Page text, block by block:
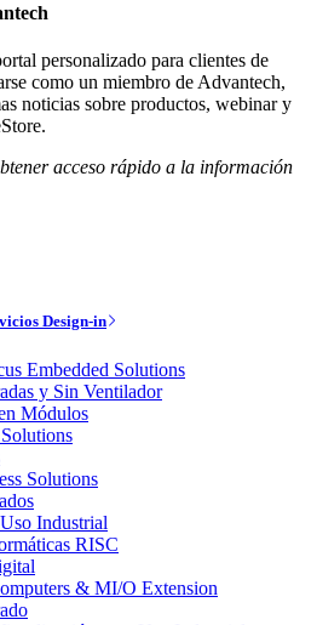
personalizado para clientes de
como un miembro de Advantech,
noticias sobre productos, webinar y
acceso rápido a la información
Design-in
Embedded Solutions
y Sin Ventilador
Módulos
Solutions
Industrial
RISC
& MI/O Extension